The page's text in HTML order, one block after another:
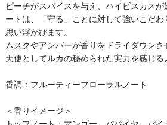
ピーチがスパイスを与え、ハイビスカスが
ートは、「守る」ことに対して強いこだ
思い浮かびます。
ムスクやアンバーが香りをドライダウン
天使としてルカの秘められた実力を感じる
香調：フルーティーフローラルノート
＜香りイメージ＞